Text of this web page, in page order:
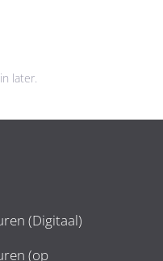
later.
(Digitaal)
(op